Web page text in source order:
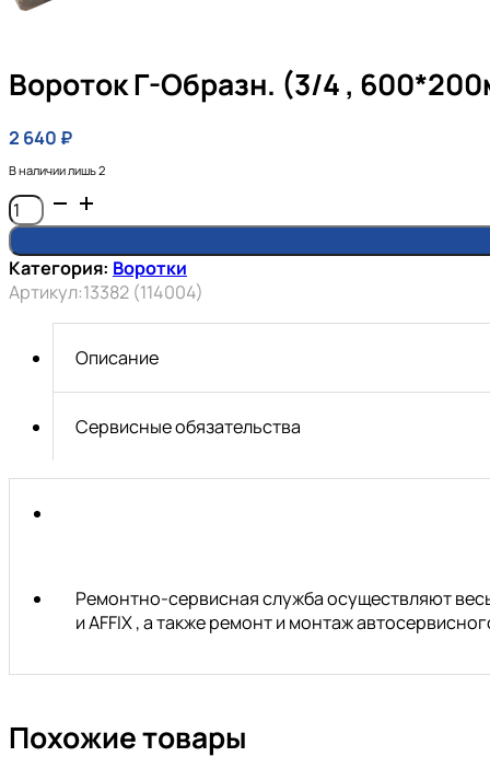
Вороток Г-Образн. (3/4 ,
2 640 ₽
В наличии лишь 2
Количество
товара
Вороток
Г-
образн.
600*200мм,
шариком)
Категория: Воротки
Артикул:13382 (114004)
Описание
Сервисные обязательства
Ремонтно-сервисная служба осуществляют
и AFFIX , а также ремонт и монтаж
Похожие товары